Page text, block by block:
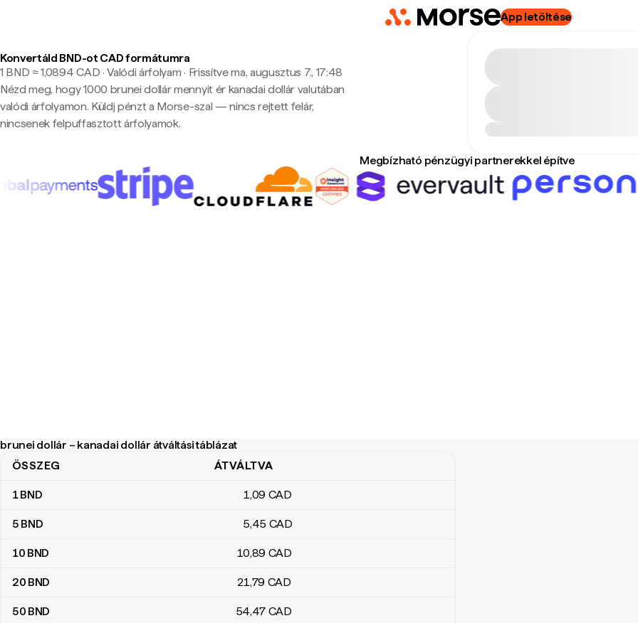
App letöltése
Konvertáld BND-ot CAD formátumra
1 BND ≈ 1,0894 CAD · Valódi árfolyam · Frissítve ma, augusztus 7., 17:48
Nézd meg, hogy 1000 brunei dollár mennyit ér kanadai dollár valutában
valódi árfolyamon. Küldj pénzt a Morse-szal — nincs rejtett felár,
nincsenek felpuffasztott árfolyamok.
Megbízható pénzügyi partnerekkel építve
brunei dollár – kanadai dollár átváltási táblázat
brunei dollár – kanadai dollár átváltási táblázat
ÖSSZEG ÁTVÁLTVA
1BND 1,09 CAD
5 BND 5,45 CAD
10 BND 10,89 CAD
20 BND 21,79 CAD
50 BND 54,47 CAD